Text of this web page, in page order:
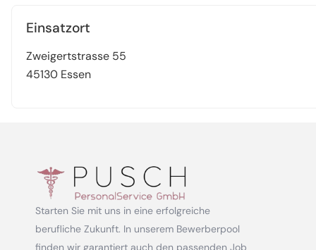
Einsatzort
Zweigertstrasse 55
45130 Essen
Starten Sie mit uns in eine erfolgreiche
berufliche Zukunft. In unserem Bewerberpool
finden wir garantiert auch den passenden Job